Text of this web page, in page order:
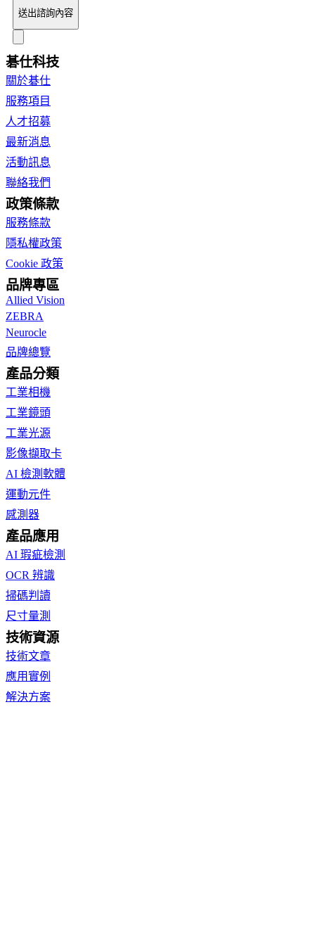
送出諮詢內容
碁仕科技
關於碁仕
服務項目
人才招募
最新消息
活動訊息
聯絡我們
政策條款
服務條款
隱私權政策
Cookie 政策
品牌專區
Allied Vision
ZEBRA
Neurocle
品牌總覽
產品分類
工業相機
工業鏡頭
工業光源
影像擷取卡
AI 檢測軟體
運動元件
感測器
產品應用
AI 瑕疵檢測
OCR 辨識
掃碼判讀
尺寸量測
技術資源
技術文章
應用實例
解決方案